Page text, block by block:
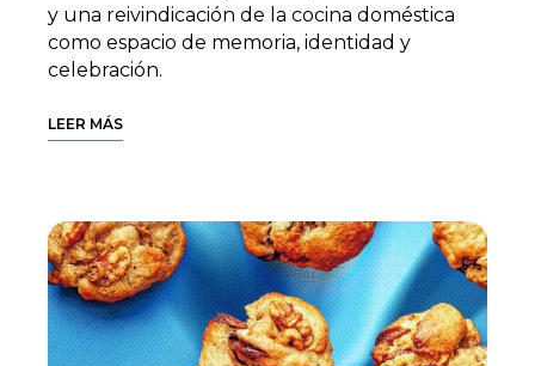
y una reivindicación de la cocina doméstica
como espacio de memoria, identidad y
celebración.
LEER MÁS